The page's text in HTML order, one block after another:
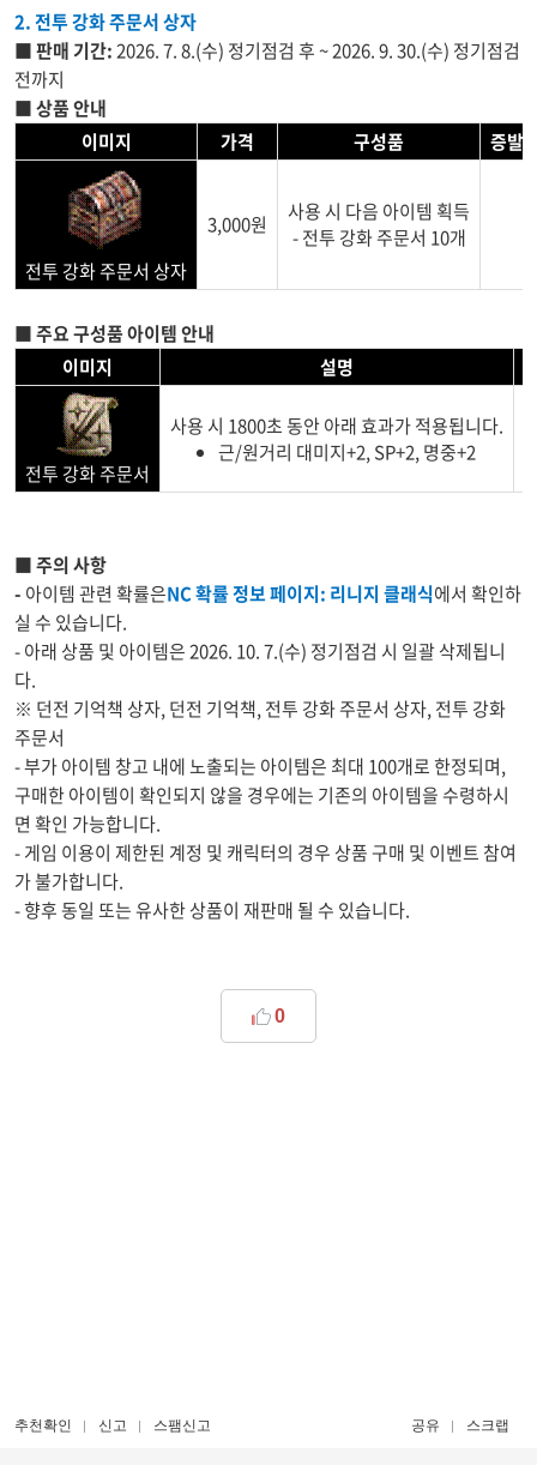
2. 전투 강화 주문서 상자
■ 판매 기간:2026. 7. 8.(수) 정기점검 후 ~ 2026. 9. 30.(수) 정기점검
전까지
■ 상품 안내
이미지
가격 구성품 증발/
전투 강화 주문서 상자
3,000원
사용 시 다음 아이템 획득
- 전투 강화 주문서 10개
■ 주요 구성품 아이템 안내
이미지
설명
전투 강화 주문서
사용 시 1800초 동안 아래 효과가 적용됩니다.
근/원거리 대미지+2, SP+2, 명중+2
■ 주의 사항
- 아이템 관련 확률은​NC 확률 정보 페이지: 리니지 클래식에서 확인하
실 수 있습니다.
- 아래 상품 및 아이템은 2026. 10. 7.(수) 정기점검 시 일괄 삭제됩니
다.
※ 던전 기억책 상자, 던전 기억책, 전투 강화 주문서 상자, 전투 강화
주문서
- 부가 아이템 창고 내에 노출되는 아이템은 최대 100개로 한정되며,
구매한 아이템이 확인되지 않을 경우에는 기존의 아이템을 수령하시
면 확인 가능합니다.
- 게임 이용이 제한된 계정 및 캐릭터의 경우 상품 구매 및 이벤트 참여
가 불가합니다.
- 향후 동일 또는 유사한 상품이 재판매 될 수 있습니다.
0
추천확인 신고 스팸신고 공유 스크랩